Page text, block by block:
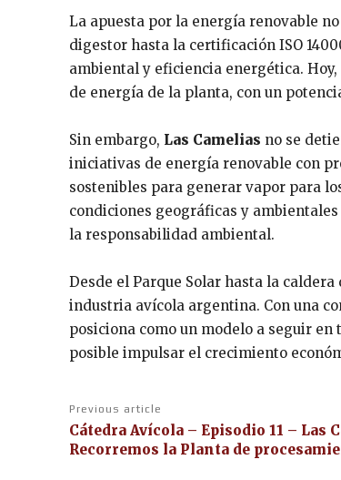
La apuesta por la energía renovable
digestor hasta la certificación ISO
ambiental y eficiencia energética.
de energía de la planta, con un
Sin embargo, Las Camelias no se
iniciativas de energía renovable con
sostenibles para generar vapor para
condiciones geográficas y
la responsabilidad ambiental.
Desde el Parque Solar hasta la
industria avícola argentina. Con una
posiciona como un modelo a seguir
posible impulsar el crecimiento
Previous article
Cátedra Avícola – Episodio 11 – Las
Recorremos la Planta de